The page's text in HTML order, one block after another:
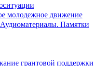
молодежное движение
Памятки
грантовой поддержки